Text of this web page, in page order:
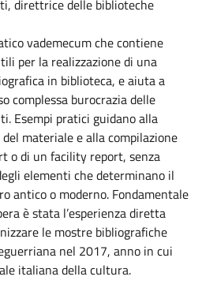
direttrice delle biblioteche
vademecum che contiene
per la realizzazione di una
in biblioteca, e aiuta a
complessa burocrazia delle
Esempi pratici guidano alla
materiale e alla compilazione
o di un facility report, senza
elementi che determinano il
antico o moderno. Fondamentale
è stata l’esperienza diretta
le mostre bibliografiche
nel 2017, anno in cui
italiana della cultura.